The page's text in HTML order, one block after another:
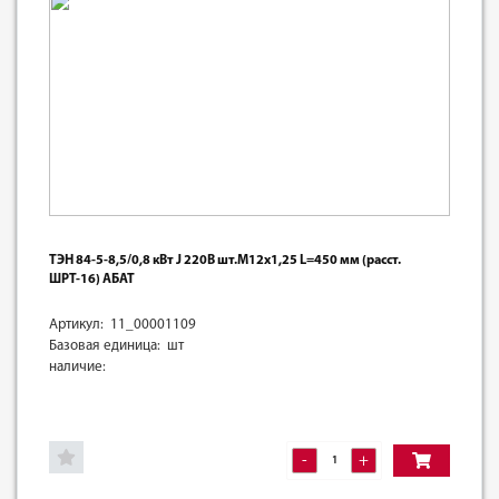
ТЭН 84-5-8,5/0,8 кВт J 220В шт.М12х1,25 L=450 мм (расст.
ШРТ-16) АБАТ
Артикул: 11_00001109
Базовая единица: шт
наличие:
- +